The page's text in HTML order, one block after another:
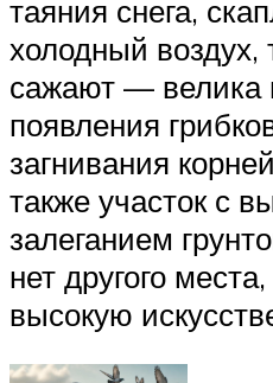
таяния снега,
холодный
сажают — велика
появления
загнивания
также участок с
залеганием
нет другого
высокую